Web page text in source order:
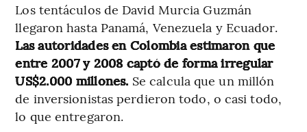
Los tentáculos de David Murcia Guzmán
llegaron hasta Panamá, Venezuela y Ecuador.
Las autoridades en Colombia estimaron que
entre 2007 y 2008 captó de forma irregular
US$2.000 millones. Se calcula que un millón
de inversionistas perdieron todo, o casi todo,
lo que entregaron.